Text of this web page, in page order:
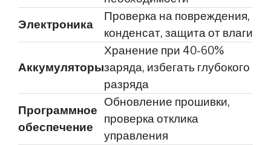
Электроника
Проверка на повреждения,
конденсат, защита от влаги
Аккумуляторы
Хранение при 40-60%
заряда, избегать глубокого
разряда
Программное
обеспечение
Обновление прошивки,
проверка отклика
управления